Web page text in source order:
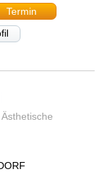
Termin